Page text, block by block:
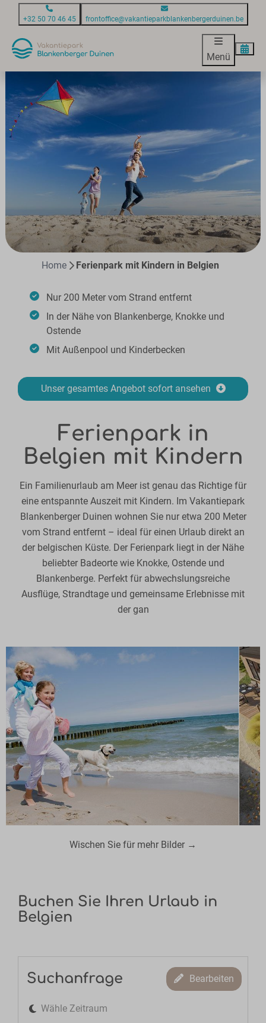
+32 50 70 46 45 frontoffice@vakantieparkblankenbergerduinen.be
Menü
Home Ferienpark mit Kindern in Belgien
Nur 200 Meter vom Strand entfernt
In der Nähe von Blankenberge, Knokke und
Ostende
Mit Außenpool und Kinderbecken
Unser gesamtes Angebot sofort ansehen
Ferienpark in
Belgien mit Kindern
Ein Familienurlaub am Meer ist genau das Richtige für
eine entspannte Auszeit mit Kindern. Im Vakantiepark
Blankenberger Duinen wohnen Sie nur etwa 200 Meter
vom Strand entfernt – ideal für einen Urlaub direkt an
der belgischen Küste. Der Ferienpark liegt in der Nähe
beliebter Badeorte wie Knokke, Ostende und
Blankenberge. Perfekt für abwechslungsreiche
Ausflüge, Strandtage und gemeinsame Erlebnisse mit
der gan
Wischen Sie für mehr Bilder →
Buchen Sie Ihren Urlaub in
Belgien
Suchanfrage Bearbeiten
Wähle Zeitraum